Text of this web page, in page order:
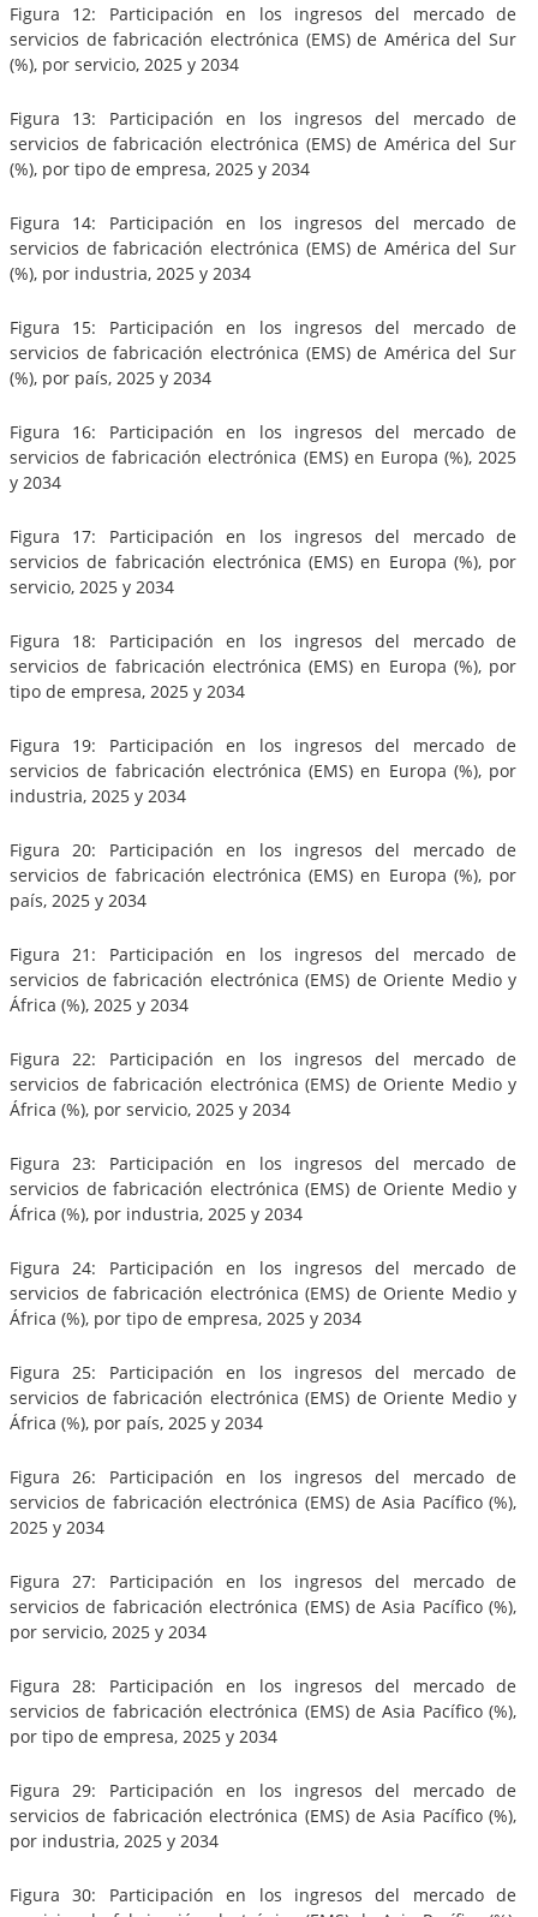
Figura 12: Participación en los ingresos del mercado de
servicios de fabricación electrónica (EMS) de América del Sur
(%), por servicio, 2025 y 2034
Figura 13: Participación en los ingresos del mercado de
servicios de fabricación electrónica (EMS) de América del Sur
(%), por tipo de empresa, 2025 y 2034
Figura 14: Participación en los ingresos del mercado de
servicios de fabricación electrónica (EMS) de América del Sur
(%), por industria, 2025 y 2034
Figura 15: Participación en los ingresos del mercado de
servicios de fabricación electrónica (EMS) de América del Sur
(%), por país, 2025 y 2034
Figura 16: Participación en los ingresos del mercado de
servicios de fabricación electrónica (EMS) en Europa (%), 2025
y 2034
Figura 17: Participación en los ingresos del mercado de
servicios de fabricación electrónica (EMS) en Europa (%), por
servicio, 2025 y 2034
Figura 18: Participación en los ingresos del mercado de
servicios de fabricación electrónica (EMS) en Europa (%), por
tipo de empresa, 2025 y 2034
Figura 19: Participación en los ingresos del mercado de
servicios de fabricación electrónica (EMS) en Europa (%), por
industria, 2025 y 2034
Figura 20: Participación en los ingresos del mercado de
servicios de fabricación electrónica (EMS) en Europa (%), por
país, 2025 y 2034
Figura 21: Participación en los ingresos del mercado de
servicios de fabricación electrónica (EMS) de Oriente Medio y
África (%), 2025 y 2034
Figura 22: Participación en los ingresos del mercado de
servicios de fabricación electrónica (EMS) de Oriente Medio y
África (%), por servicio, 2025 y 2034
Figura 23: Participación en los ingresos del mercado de
servicios de fabricación electrónica (EMS) de Oriente Medio y
África (%), por industria, 2025 y 2034
Figura 24: Participación en los ingresos del mercado de
servicios de fabricación electrónica (EMS) de Oriente Medio y
África (%), por tipo de empresa, 2025 y 2034
Figura 25: Participación en los ingresos del mercado de
servicios de fabricación electrónica (EMS) de Oriente Medio y
África (%), por país, 2025 y 2034
Figura 26: Participación en los ingresos del mercado de
servicios de fabricación electrónica (EMS) de Asia Pacífico (%),
2025 y 2034
Figura 27: Participación en los ingresos del mercado de
servicios de fabricación electrónica (EMS) de Asia Pacífico (%),
por servicio, 2025 y 2034
Figura 28: Participación en los ingresos del mercado de
servicios de fabricación electrónica (EMS) de Asia Pacífico (%),
por tipo de empresa, 2025 y 2034
Figura 29: Participación en los ingresos del mercado de
servicios de fabricación electrónica (EMS) de Asia Pacífico (%),
por industria, 2025 y 2034
Figura 30: Participación en los ingresos del mercado de